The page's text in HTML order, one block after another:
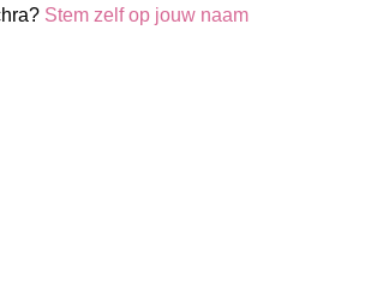
Stem zelf op jouw naam